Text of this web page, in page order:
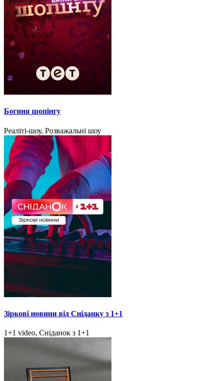
Богиня шопінгу
Реаліті-шоу, Розважальні шоу
Зіркові новини від Сніданку з 1+1
1+1 video, Сніданок з 1+1